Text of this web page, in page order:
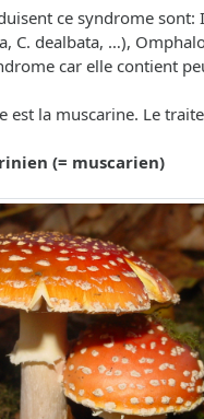
ce syndrome
C. dealbata, …),
car elle contient
est la muscarine. Le
(= muscarien)